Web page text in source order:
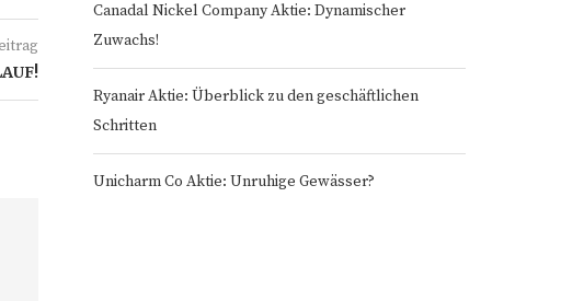
Canadal Nickel Company Aktie: Dynamischer
Zuwachs!
Ryanair Aktie: Überblick zu den geschäftlichen
Schritten
Unicharm Co Aktie: Unruhige Gewässer?